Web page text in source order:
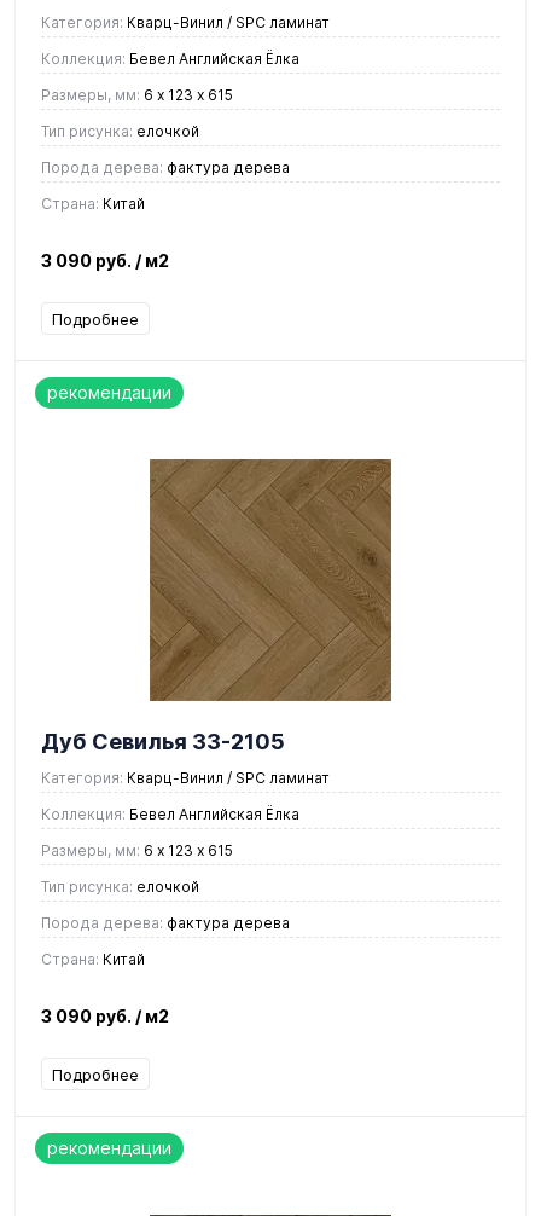
Категория: Кварц-Винил / SPC ламинат
Коллекция: Бевел Английская Ёлка
Размеры, мм: 6 х 123 х 615
Тип рисунка: елочкой
Порода дерева: фактура дерева
Страна: Китай
3 090 руб. / м2
Подробнее
рекомендации
Дуб Севилья 33-2105
Категория: Кварц-Винил / SPC ламинат
Коллекция: Бевел Английская Ёлка
Размеры, мм: 6 х 123 х 615
Тип рисунка: елочкой
Порода дерева: фактура дерева
Страна: Китай
3 090 руб. / м2
Подробнее
рекомендации